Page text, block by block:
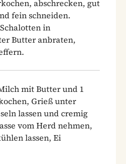
abschrecken, gut
fein schneiden.
in
Butter anbraten,
mit Butter und 1
Grieß unter
lassen und cremig
vom Herd nehmen,
lassen, Ei